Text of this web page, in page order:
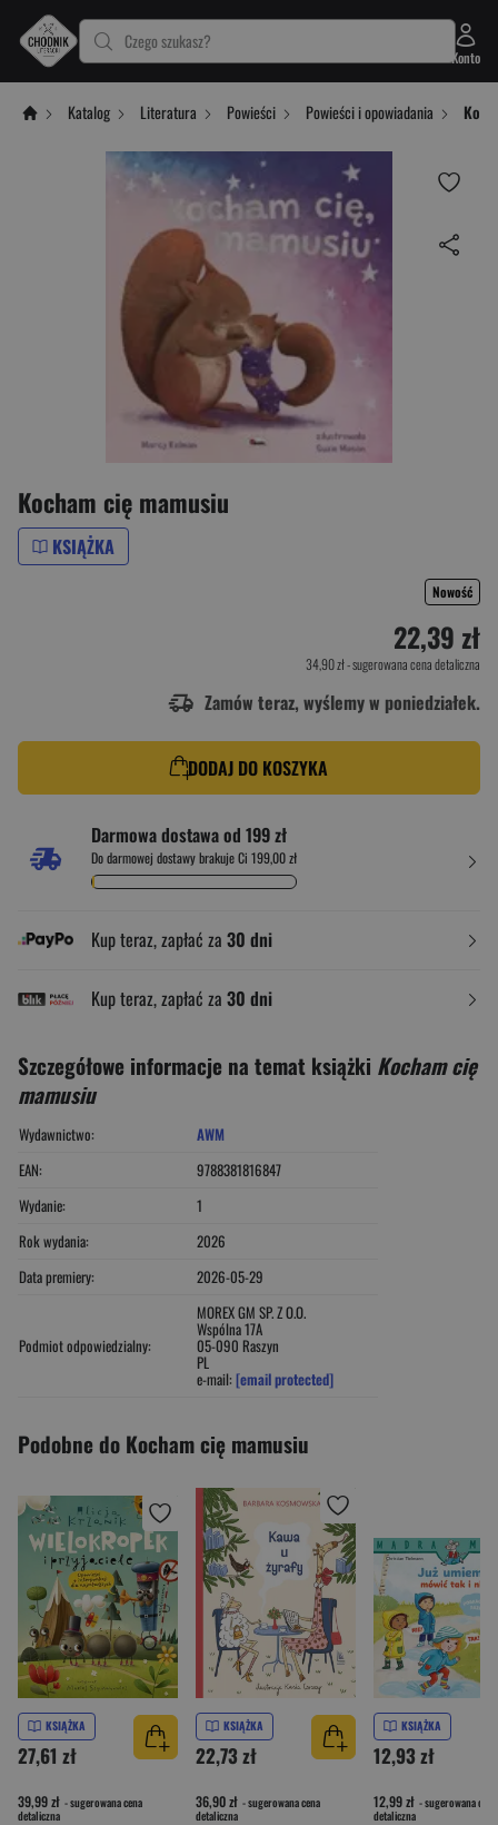
Czego szukasz?
Konto
Katalog Literatura Powieści Powieści i opowiadania
Kocham cię mamusiu
KSIĄŻKA
Nowość
22,39 zł
34,90 zł- sugerowana cena detaliczna
Zamów teraz, wyślemy w poniedziałek.
DODAJ DO KOSZYKA
Darmowa dostawa od 199 zł
Do darmowej dostawy brakuje Ci 199,00 zł
Kup teraz, zapłać za 30 dni
Kup teraz, zapłać za 30 dni
Szczegółowe informacje na temat książki Kocham cię
mamusiu
Wydawnictwo:
AWM
EAN:
9788381816847
Wydanie:
1
Rok wydania:
2026
Data premiery:
2026-05-29
Podmiot odpowiedzialny:
MOREX GM SP. Z O.O.
Wspólna 17A
05-090 Raszyn
PL
e-mail: [email protected]
Podobne do Kocham cię mamusiu
KSIĄŻKA
27,61 zł
39,99 zł - sugerowana cena
detaliczna
KSIĄŻKA
22,73 zł
36,90 zł - sugerowana cena
detaliczna
KSIĄŻKA
12,93 zł
12,99 zł - sugerowana cena
detaliczna